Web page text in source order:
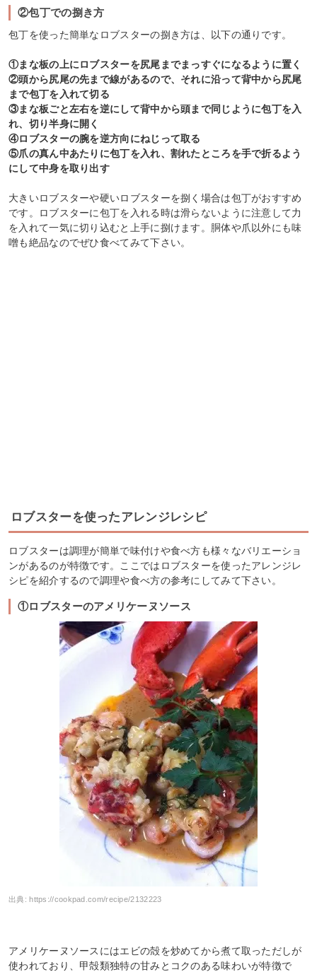
②包丁での捌き方
包丁を使った簡単なロブスターの捌き方は、以下の通りです。
①まな板の上にロブスターを尻尾までまっすぐになるように置く
②頭から尻尾の先まで線があるので、それに沿って背中から尻尾
まで包丁を入れて切る
③まな板ごと左右を逆にして背中から頭まで同じように包丁を入
れ、切り半身に開く
④ロブスターの腕を逆方向にねじって取る
⑤爪の真ん中あたりに包丁を入れ、割れたところを手で折るよう
にして中身を取り出す
大きいロブスターや硬いロブスターを捌く場合は包丁がおすすめ
です。ロブスターに包丁を入れる時は滑らないように注意して力
を入れて一気に切り込むと上手に捌けます。胴体や爪以外にも味
噌も絶品なのでぜひ食べてみて下さい。
ロブスターを使ったアレンジレシピ
ロブスターは調理が簡単で味付けや食べ方も様々なバリエーショ
ンがあるのが特徴です。ここではロブスターを使ったアレンジレ
シピを紹介するので調理や食べ方の参考にしてみて下さい。
①ロブスターのアメリケーヌソース
出典:https://cookpad.com/recipe/2132223
アメリケーヌソースにはエビの殻を炒めてから煮て取っただしが
使われており、甲殻類独特の甘みとコクのある味わいが特徴で